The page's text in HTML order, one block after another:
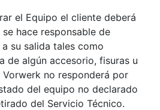
el Equipo el cliente deberá
hace responsable de
su salida tales como
de algún accesorio, fisuras u
no responderá por
del equipo no declarado
del Servicio Técnico.